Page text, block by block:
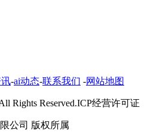
-ai动态-联系我们 -网站地图
Rights Reserved.ICP经营许可证
公司 版权所属